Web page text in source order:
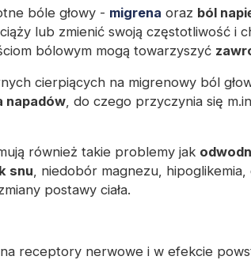
bóle głowy - migrena oraz ból
lub zmienić swoją częstotliwość i
bólowym mogą towarzyszyć
cierpiących na migrenowy ból
napadów , do czego przyczynia się
również takie problemy jak
snu , niedobór magnezu, hipoglikemia,
postawy ciała.
na receptory nerwowe i w efekcie